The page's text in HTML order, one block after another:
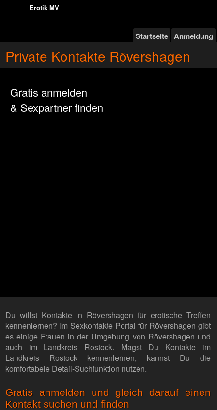
Erotik MV
Startseite Anmeldung
Private Kontakte Rövershagen
Gratis anmelden
& Sexpartner finden
Du willst Kontakte in Rövershagen für erotische Treffen
kennenlernen? Im Sexkontakte Portal für Rövershagen gibt
es einige Frauen in der Umgebung von Rövershagen und
auch im Landkreis Rostock. Magst Du Kontakte im
Landkreis Rostock kennenlernen, kannst Du die
komfortabele Detail-Suchfunktion nutzen.
Gratis anmelden und gleich darauf einen
Kontakt suchen und finden